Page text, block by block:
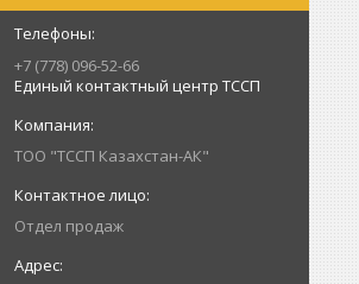
+7 (778) 096-52-66
Единый контактный центр ТССП
ТОО "ТССП Казахстан-АК"
Отдел продаж